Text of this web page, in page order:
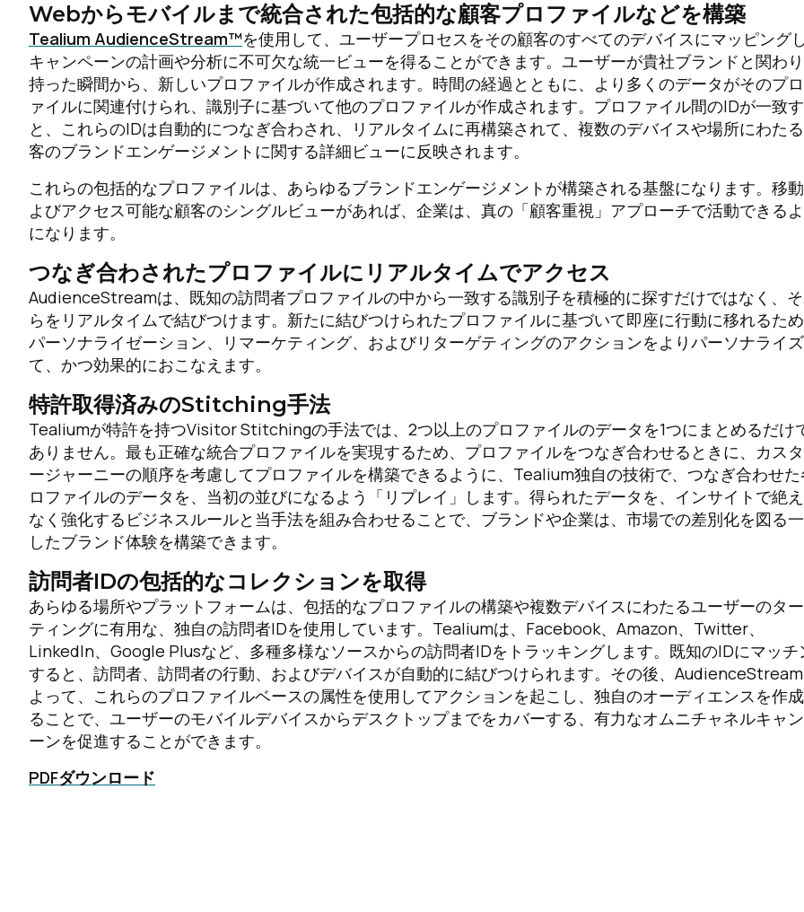
Webからモバイルまで統合された包括的な顧客プロファイルなどを構築
Tealium AudienceStream™を使用して、ユーザープロセスをその顧客のすべてのデバイスにマッピング
キャンペーンの計画や分析に不可欠な統一ビューを得ることができます。ユーザーが貴社ブランドと関わ
持った瞬間から、新しいプロファイルが作成されます。時間の経過とともに、より多くのデータがそのプ
ァイルに関連付けられ、識別子に基づいて他のプロファイルが作成されます。プロファイル間のIDが一致
と、これらのIDは自動的につなぎ合わされ、リアルタイムに再構築されて、複数のデバイスや場所にわた
客のブランドエンゲージメントに関する詳細ビューに反映されます。
これらの包括的なプロファイルは、あらゆるブランドエンゲージメントが構築される基盤になります。移
よびアクセス可能な顧客のシングルビューがあれば、企業は、真の「顧客重視」アプローチで活動できる
になります。
つなぎ合わされたプロファイルにリアルタイムでアクセス
AudienceStreamは、既知の訪問者プロファイルの中から一致する識別子を積極的に探すだけではなく、
らをリアルタイムで結びつけます。新たに結びつけられたプロファイルに基づいて即座に行動に移れるた
パーソナライゼーション、リマーケティング、およびリターゲティングのアクションをよりパーソナライ
て、かつ効果的におこなえます。
特許取得済みのStitching手法
Tealiumが特許を持つVisitor Stitchingの手法では、2つ以上のプロファイルのデータを1つにまとめるだけ
ありません。最も正確な統合プロファイルを実現するため、プロファイルをつなぎ合わせるときに、カス
ージャーニーの順序を考慮してプロファイルを構築できるように、Tealium独自の技術で、つなぎ合わせ
ロファイルのデータを、当初の並びになるよう「リプレイ」します。得られたデータを、インサイトで絶
なく強化するビジネスルールと当手法を組み合わせることで、ブランドや企業は、市場での差別化を図る
したブランド体験を構築できます。
訪問者IDの包括的なコレクションを取得
あらゆる場所やプラットフォームは、包括的なプロファイルの構築や複数デバイスにわたるユーザーのタ
ティングに有用な、独自の訪問者IDを使用しています。Tealiumは、Facebook、Amazon、Twitter、
LinkedIn、Google Plusなど、多種多様なソースからの訪問者IDをトラッキングします。既知のIDにマッチ
すると、訪問者、訪問者の行動、およびデバイスが自動的に結びつけられます。その後、
よって、これらのプロファイルベースの属性を使用してアクションを起こし、独自のオーディエンスを作
ることで、ユーザーのモバイルデバイスからデスクトップまでをカバーする、有力なオムニチャネルキャ
ーンを促進することができます。
PDFダウンロード